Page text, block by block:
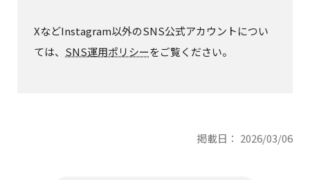
XなどInstagram以外のSNS公式アカウントについ
ては、 SNS運用ポリシーをご覧ください。
掲載日： 2026/03/06